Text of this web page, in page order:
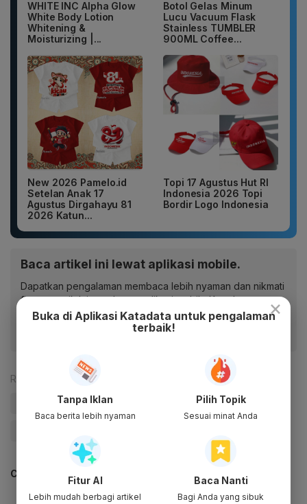
WHITE INC Alpha Glow
White Body Lotion
Whitening &
Moisturizing |...
Botol Gelas Minum
Lucu Vacuum Flask
Stainless TUMBLER
900ML Coffee...
New 2026 Pamelo.id
Setelan Anak 17
Agustus Dirgahayu 81
2026 Katun...
Topi 17 Agustus Hut RI
Indonesia 2026 Topi
Bordir Logo Indonesia
Baca artikel ini lewat aplikasi mobile.
Dapatkan pengalaman membaca lebih nyaman dan nikmati
fitur menarik lainnya lewat aplikasi mobile Katadata.
Reporter: Rahayu Subekti
#Hot Wheels #Amerika
CEK JUGA DATA INI
×
Buka di Aplikasi Katadata untuk pengalaman
terbaik!
Tanpa Iklan
Baca berita lebih nyaman
Pilih Topik
Sesuai minat Anda
Fitur AI
Lebih mudah berbagi artikel
Baca Nanti
Bagi Anda yang sibuk